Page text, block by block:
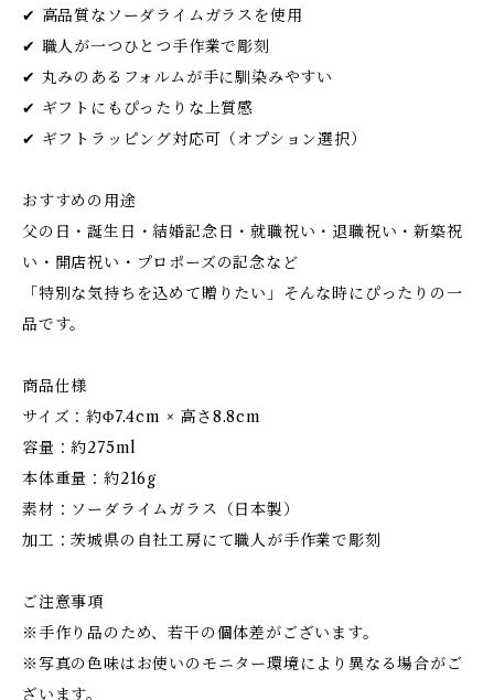
✔ 高品質なソーダライムガラスを使用
✔ 職人が一つひとつ手作業で彫刻
✔ 丸みのあるフォルムが手に馴染みやすい
✔ ギフトにもぴったりな上質感
✔ ギフトラッピング対応可（オプション選択）
おすすめの用途
父の日・誕生日・結婚記念日・就職祝い・退職祝い・新築祝
い・開店祝い・プロポーズの記念など
「特別な気持ちを込めて贈りたい」そんな時にぴったりの一
品です。
商品仕様
サイズ：約Φ7.4cm × 高さ8.8cm
容量：約275ml
本体重量：約216g
素材：ソーダライムガラス（日本製）
加工：茨城県の自社工房にて職人が手作業で彫刻
ご注意事項
※手作り品のため、若干の個体差がございます。
※写真の色味はお使いのモニター環境により異なる場合がご
ざいます。